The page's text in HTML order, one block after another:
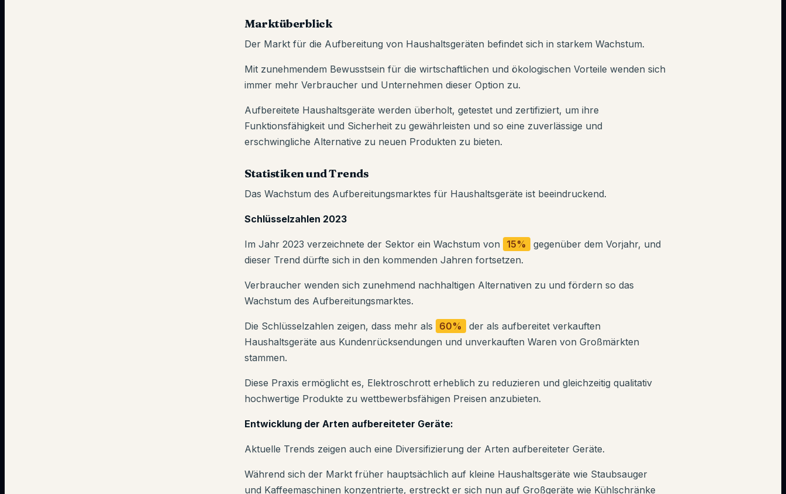
Marktüberblick
Der Markt für die Aufbereitung von Haushaltsgeräten befindet sich in starkem Wachstum.
Mit zunehmendem Bewusstsein für die wirtschaftlichen und ökologischen Vorteile wenden sich
immer mehr Verbraucher und Unternehmen dieser Option zu.
Aufbereitete Haushaltsgeräte werden überholt, getestet und zertifiziert, um ihre
Funktionsfähigkeit und Sicherheit zu gewährleisten und so eine zuverlässige und
erschwingliche Alternative zu neuen Produkten zu bieten.
Statistiken und Trends
Das Wachstum des Aufbereitungsmarktes für Haushaltsgeräte ist beeindruckend.
Schlüsselzahlen 2023
Im Jahr 2023 verzeichnete der Sektor ein Wachstum von 15%
gegenüber dem Vorjahr, und
dieser Trend dürfte sich in den kommenden Jahren fortsetzen.
Verbraucher wenden sich zunehmend nachhaltigen Alternativen zu und fördern so das
Wachstum des Aufbereitungsmarktes.
Die Schlüsselzahlen zeigen, dass mehr als 60%
der als aufbereitet verkauften
Haushaltsgeräte aus Kundenrücksendungen und unverkauften Waren von Großmärkten
stammen.
Diese Praxis ermöglicht es, Elektroschrott erheblich zu reduzieren und gleichzeitig qualitativ
hochwertige Produkte zu wettbewerbsfähigen Preisen anzubieten.
Entwicklung der Arten aufbereiteter Geräte:
Aktuelle Trends zeigen auch eine Diversifizierung der Arten aufbereiteter Geräte.
Während sich der Markt früher hauptsächlich auf kleine Haushaltsgeräte wie Staubsauger
und Kaffeemaschinen konzentrierte, erstreckt er sich nun auf Großgeräte wie Kühlschränke